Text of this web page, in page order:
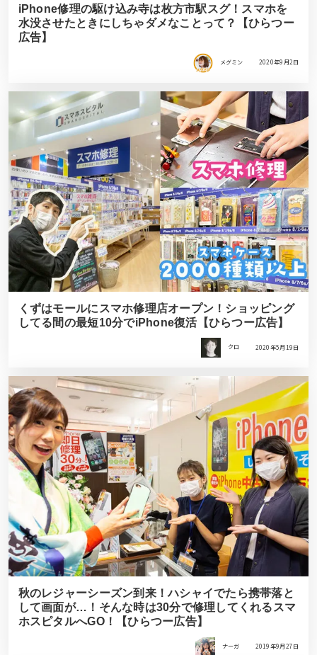
iPhone修理の駆け込み寺は枚方市駅スグ！スマホを
水没させたときにしちゃダメなことって？【ひらつー
広告】
メグミン 2020年9月2日
くずはモールにスマホ修理店オープン！ショッピング
してる間の最短10分でiPhone復活【ひらつー広告】
クロ 2020年5月19日
秋のレジャーシーズン到来！ハシャイでたら携帯落と
して画面が…！そんな時は30分で修理してくれるスマ
ホスピタルへGO！【ひらつー広告】
ナーガ 2019年9月27日